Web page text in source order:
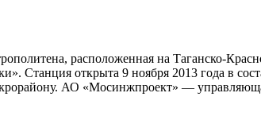
расположенная на Таганско-
Станция открыта 9 ноября 2013 года в
АО «Мосинжпроект» —